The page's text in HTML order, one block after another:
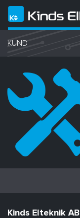
KUND
Kinds Elteknik AB